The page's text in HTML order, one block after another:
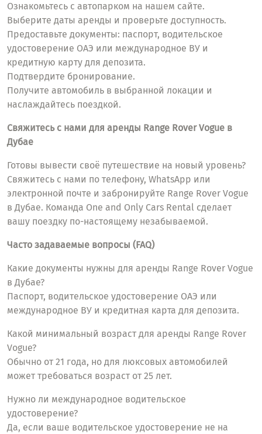
Ознакомьтесь с автопарком на нашем сайте.
Выберите даты аренды и проверьте доступность.
Предоставьте документы: паспорт, водительское
удостоверение ОАЭ или международное ВУ и
кредитную карту для депозита.
Подтвердите бронирование.
Получите автомобиль в выбранной локации и
наслаждайтесь поездкой.
Свяжитесь с нами для аренды Range Rover Vogue в
Дубае
Готовы вывести своё путешествие на новый уровень?
Свяжитесь с нами по телефону, WhatsApp или
электронной почте и забронируйте Range Rover Vogue
в Дубае. Команда One and Only Cars Rental сделает
вашу поездку по-настоящему незабываемой.
Часто задаваемые вопросы (FAQ)
Какие документы нужны для аренды Range Rover Vogue
в Дубае?
Паспорт, водительское удостоверение ОАЭ или
международное ВУ и кредитная карта для депозита.
Какой минимальный возраст для аренды Range Rover
Vogue?
Обычно от 21 года, но для люксовых автомобилей
может требоваться возраст от 25 лет.
Нужно ли международное водительское
удостоверение?
Да, если ваше водительское удостоверение не на